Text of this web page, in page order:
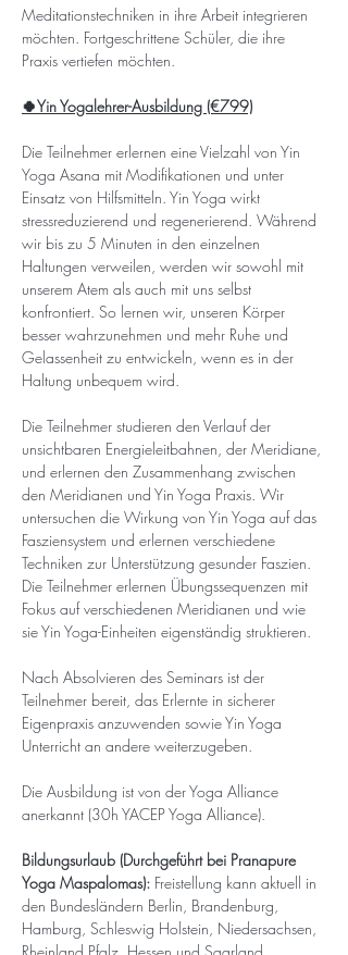
Meditationstechniken in ihre Arbeit integrieren
möchten. Fortgeschrittene Schüler, die ihre
Praxis vertiefen möchten.
🍀Yin Yogalehrer-Ausbildung (€799)
Die Teilnehmer erlernen eine Vielzahl von Yin
Yoga Asana mit Modifikationen und unter
Einsatz von Hilfsmitteln. Yin Yoga wirkt
stressreduzierend und regenerierend. Während
wir bis zu 5 Minuten in den einzelnen
Haltungen verweilen, werden wir sowohl mit
unserem Atem als auch mit uns selbst
konfrontiert. So lernen wir, unseren Körper
besser wahrzunehmen und mehr Ruhe und
Gelassenheit zu entwickeln, wenn es in der
Haltung unbequem wird.
Die Teilnehmer studieren den Verlauf der
unsichtbaren Energieleitbahnen, der Meridiane,
und erlernen den Zusammenhang zwischen
den Meridianen und Yin Yoga Praxis. Wir
untersuchen die Wirkung von Yin Yoga auf das
Fasziensystem und erlernen verschiedene
Techniken zur Unterstützung gesunder Faszien.
Die Teilnehmer erlernen Übungssequenzen mit
Fokus auf verschiedenen Meridianen und wie
sie Yin Yoga-Einheiten eigenständig struktieren.
Nach Absolvieren des Seminars ist der
Teilnehmer bereit, das Erlernte in sicherer
Eigenpraxis anzuwenden sowie Yin Yoga
Unterricht an andere weiterzugeben.
Die Ausbildung ist von der Yoga Alliance
anerkannt (30h YACEP Yoga Alliance).
Bildungsurlaub (Durchgeführt bei Pranapure
Yoga Maspalomas): Freistellung kann aktuell in
den Bundesländern Berlin, Brandenburg,
Hamburg, Schleswig Holstein, Niedersachsen,